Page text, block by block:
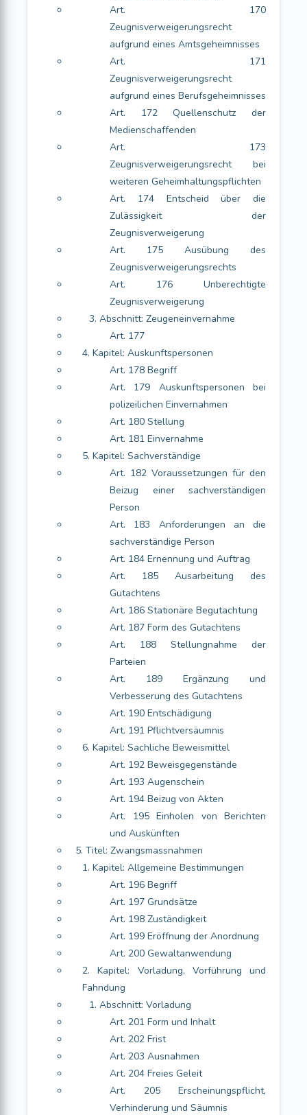
Art. 170
Zeugnisverweigerungsrecht
aufgrund eines Amtsgeheimnisses
Art. 171
Zeugnisverweigerungsrecht
aufgrund eines Berufsgeheimnisses
Art. 172 Quellenschutz der
Medienschaffenden
Art. 173
Zeugnisverweigerungsrecht bei
weiteren Geheimhaltungspflichten
Art. 174 Entscheid über die
Zulässigkeit der
Zeugnisverweigerung
Art. 175 Ausübung des
Zeugnisverweigerungsrechts
Art. 176 Unberechtigte
Zeugnisverweigerung
3. Abschnitt: Zeugeneinvernahme
Art. 177
4. Kapitel: Auskunftspersonen
Art. 178 Begriff
Art. 179 Auskunftspersonen bei
polizeilichen Einvernahmen
Art. 180 Stellung
Art. 181 Einvernahme
5. Kapitel: Sachverständige
Art. 182 Voraussetzungen für den
Beizug einer sachverständigen
Person
Art. 183 Anforderungen an die
sachverständige Person
Art. 184 Ernennung und Auftrag
Art. 185 Ausarbeitung des
Gutachtens
Art. 186 Stationäre Begutachtung
Art. 187 Form des Gutachtens
Art. 188 Stellungnahme der
Parteien
Art. 189 Ergänzung und
Verbesserung des Gutachtens
Art. 190 Entschädigung
Art. 191 Pflichtversäumnis
6. Kapitel: Sachliche Beweismittel
Art. 192 Beweisgegenstände
Art. 193 Augenschein
Art. 194 Beizug von Akten
Art. 195 Einholen von Berichten
und Auskünften
5. Titel: Zwangsmassnahmen
1. Kapitel: Allgemeine Bestimmungen
Art. 196 Begriff
Art. 197 Grundsätze
Art. 198 Zuständigkeit
Art. 199 Eröffnung der Anordnung
Art. 200 Gewaltanwendung
2. Kapitel: Vorladung, Vorführung und
Fahndung
1. Abschnitt: Vorladung
Art. 201 Form und Inhalt
Art. 202 Frist
Art. 203 Ausnahmen
Art. 204 Freies Geleit
Art. 205 Erscheinungspflicht,
Verhinderung und Säumnis